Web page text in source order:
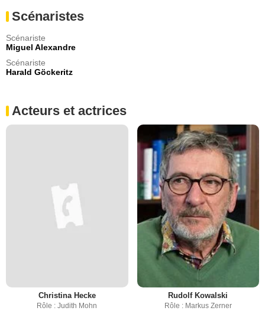
Scénaristes
Scénariste
Miguel Alexandre
Scénariste
Harald Göckeritz
Acteurs et actrices
Christina Hecke
Rôle : Judith Mohn
Rudolf Kowalski
Rôle : Markus Zerner